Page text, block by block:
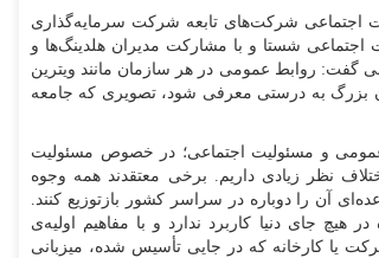
اجتماعی شرکت‌های تابعه شرکت سرمایه‌گذاری
شستا و با مشارکت مدیران هلدینگ‌ها و
گفت: روابط عمومی در هر سازمان مانند ویترین
بزرگ به درستی معرفی شود، تصویری که جامعه
عمومی و مسئولیت اجتماعی؛ در خصوص مسئولیت
نظر زیادی داریم. برخی معتقدند همه وجوه
آن را دوباره در سراسر کشور بازتوزیع کنند.
جای دنیا کاربرد ندارد و با مفاهیم اولیه‌ی
یا کارخانه که در جایی تأسیس شده، میزبانی